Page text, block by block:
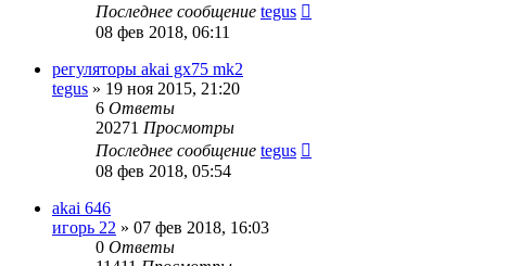
Последнее сообщение tegus
08 фев 2018, 06:11
регуляторы akai gx75 mk2
tegus » 19 ноя 2015, 21:20
6 Ответы
20271 Просмотры
Последнее сообщение tegus
08 фев 2018, 05:54
akai 646
игорь 22 » 07 фев 2018, 16:03
0 Ответы